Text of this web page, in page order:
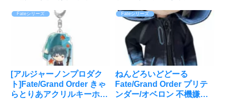
FGOの世界観を持ち歩く⼈気の
アイテム！■サイズ約
W52mm×H85mm以内 ※キャラ
クターによって異なります。
スフィール‧フォン‧アインツベル
ン、美遊‧エーデルフェルトのイ
ラストをマルチデスクマットに仕
上げました...
Fateシリーズ
[アルジャーノンプロダク
ト]Fate/Grand Order きゃ
らとりあアクリルキーホル
Fateシリーズ
ねんどろいどどーる
Fate/Grand Order プリテ
ンダー/オベロン 不機嫌サ